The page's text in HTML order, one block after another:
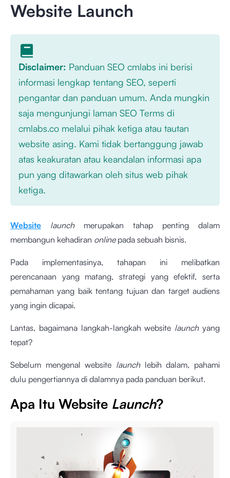
Website Launch
Disclaimer: Panduan SEO cmlabs ini berisi
informasi lengkap tentang SEO, seperti
pengantar dan panduan umum. Anda mungkin
saja mengunjungi laman SEO Terms di
cmlabs.co melalui pihak ketiga atau tautan
website asing. Kami tidak bertanggung jawab
atas keakuratan atau keandalan informasi apa
pun yang ditawarkan oleh situs web pihak
ketiga.
Website launchmerupakan tahap penting dalam
membangun kehadiran onlinepada sebuah bisnis.
Pada implementasinya, tahapan ini melibatkan
perencanaan yang matang, strategi yang efektif, serta
pemahaman yang baik tentang tujuan dan target audiens
yang ingin dicapai.
Lantas, bagaimana langkah-langkah website launchyang
tepat?
Sebelum mengenal website launch lebih dalam, pahami
dulu pengertiannya di dalamnya pada panduan berikut.
Apa Itu Website Launch?